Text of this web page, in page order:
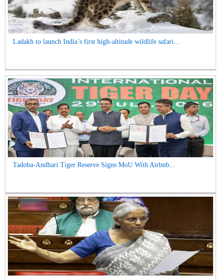
Ladakh to launch India’s first high-altitude wildlife safari...
Tadoba-Andhari Tiger Reserve Signs MoU With Airbnb...